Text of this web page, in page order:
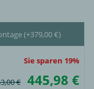
(+379,00 €)
Sie sparen 19%
€ 445,98 €